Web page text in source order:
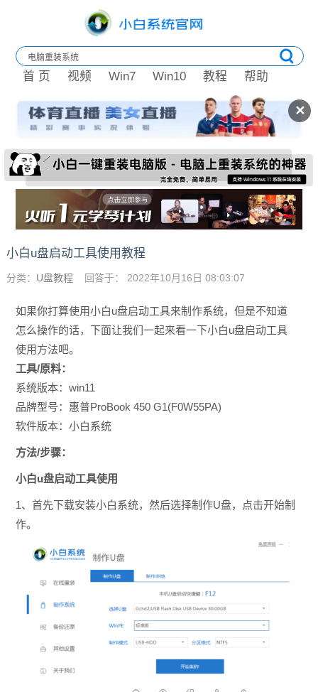
✕
首 页 视频 Win7 Win10 教程 帮助
小白u盘启动工具使用教程
分类： U盘教程 回答于： 2022年10月16日 08:03:07
如果你打算使用小白u盘启动工具来制作系统，但是不知道
怎么操作的话，下面让我们一起来看一下小白u盘启动工具
使用方法吧。
工具/原料：
系统版本：win11
品牌型号：惠普ProBook 450 G1(F0W55PA)
软件版本：小白系统
方法/步骤：
小白u盘启动工具使用
1、首先下载安装小白系统，然后选择制作U盘，点击开始制
作。